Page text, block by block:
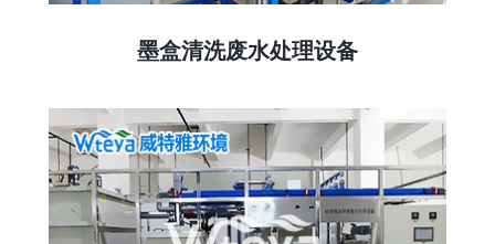
墨盒清洗废水处理设备